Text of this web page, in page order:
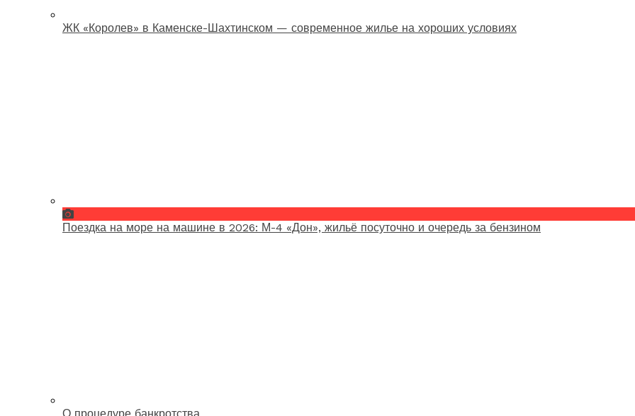
ЖК «Королев» в Каменске-Шахтинском — современное жилье на хороших условиях
Поездка на море на машине в 2026: М-4 «Дон», жильё посуточно и очередь за бензином